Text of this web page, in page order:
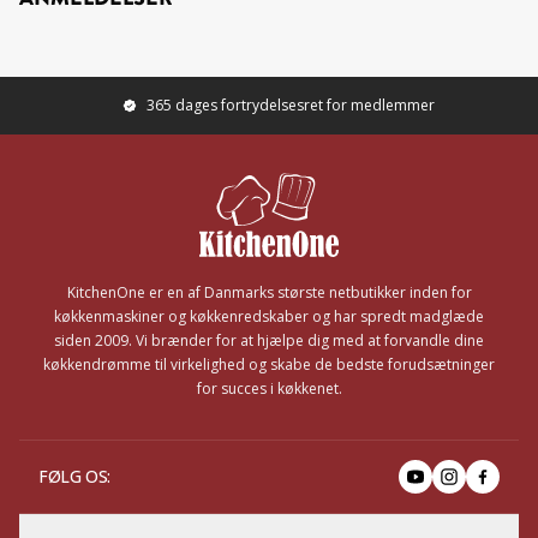
365 dages fortrydelsesret for medlemmer
KitchenOne er en af Danmarks største netbutikker inden for
køkkenmaskiner og køkkenredskaber og har spredt madglæde
siden 2009. Vi brænder for at hjælpe dig med at forvandle dine
køkkendrømme til virkelighed og skabe de bedste forudsætninger
for succes i køkkenet.
FØLG OS: